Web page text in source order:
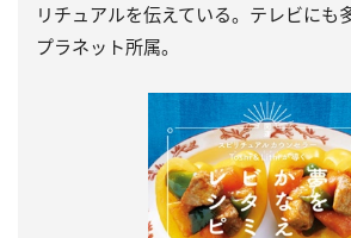
リチュアルを伝えている。テレビにも
プラネット所属。